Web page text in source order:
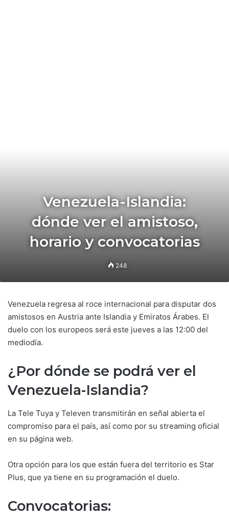
Venezuela-Islandia:
dónde ver el amistoso,
horario y convocatorias
248
Venezuela regresa al roce internacional para disputar dos
amistosos en Austria ante Islandia y Emiratos Árabes. El
duelo con los europeos será este jueves a las 12:00 del
mediodía.
¿Por dónde se podrá ver el
Venezuela-Islandia?
La Tele Tuya y Televen transmitirán en señal abierta el
compromiso para el país, así como por su streaming oficial
en su página web.
Otra opción para los que están fuera del territorio es Star
Plus, que ya tiene en su programación el duelo.
Convocatorias: